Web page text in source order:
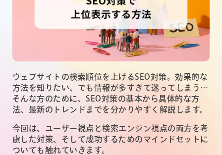
ウェブサイトの検索順位を上げるSEO対策。効果的な
方法を知りたい、でも情報が多すぎて迷ってしまう…
そんな方のために、SEO対策の基本から具体的な方
法、最新のトレンドまでを分かりやすく解説します。
今回は、ユーザー視点と検索エンジン視点の両方を考
慮した対策、そして成功するためのマインドセットに
ついても触れていきます。